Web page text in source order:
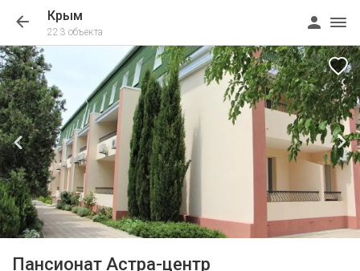
Крым
223 объекта
Пансионат Астра-центр